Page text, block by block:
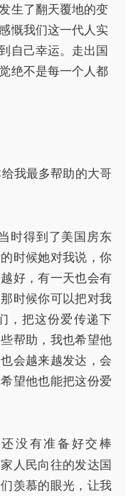
生了翻天覆地的变
慨我们这一代人实
自己幸运。走出国
绝不是每一个人都
我最多帮助的大哥
时得到了美国房东
时候她对我说，你
好，有一天也会有
时候你可以把对我
，把这份爱传递下
帮助，我也希望他
会越来越发达，会
望他也能把这份爱
没有准备好交棒
人民向往的发达国
羡慕的眼光，让我